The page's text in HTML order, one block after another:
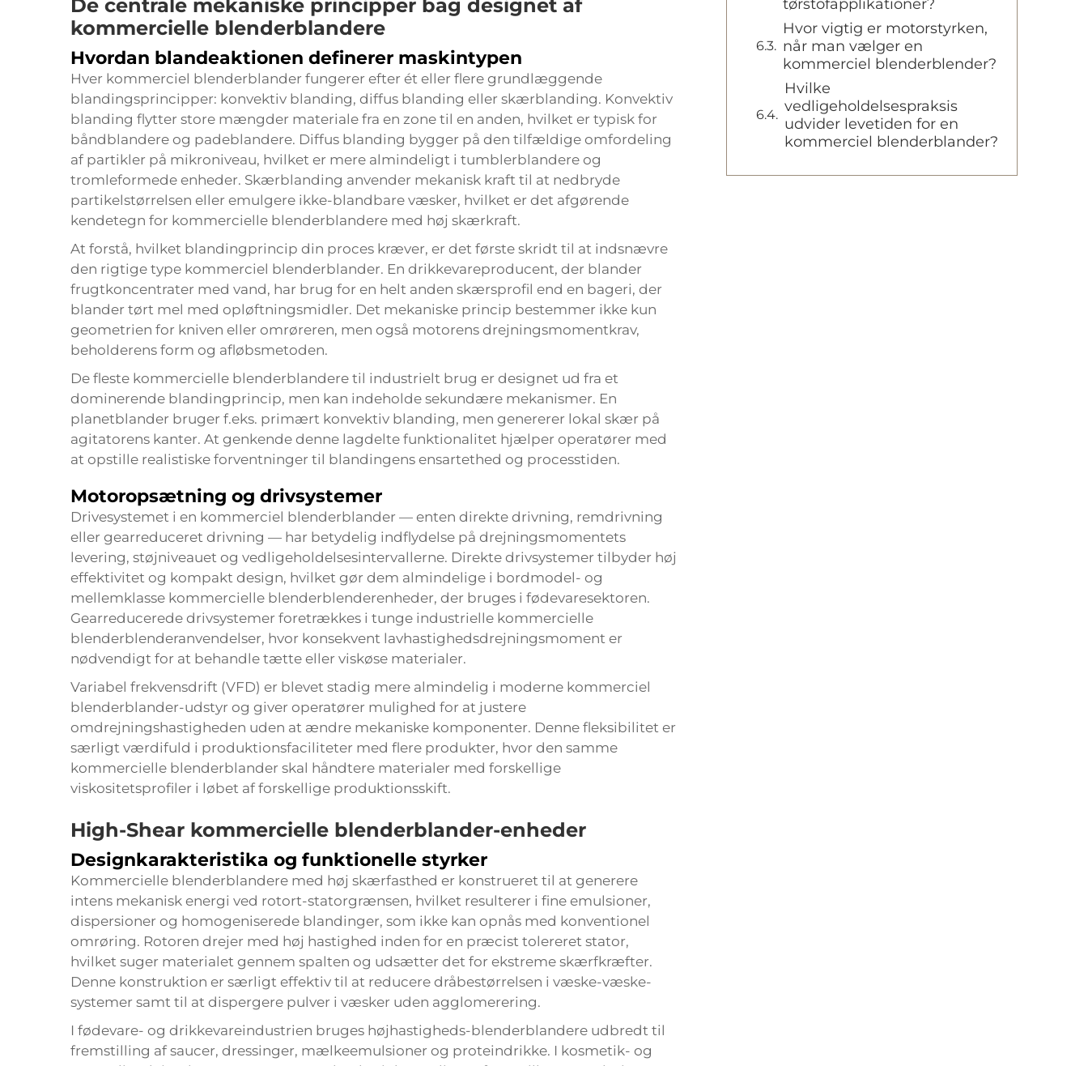
De centrale mekaniske principper bag designet af
kommercielle blenderblandere
Hvordan blandeaktionen definerer maskintypen
Hver kommerciel blenderblander fungerer efter ét eller flere grundlæggende
blandingsprincipper: konvektiv blanding, diffus blanding eller skærblanding. Konvektiv
blanding flytter store mængder materiale fra en zone til en anden, hvilket er typisk for
båndblandere og padeblandere. Diffus blanding bygger på den tilfældige omfordeling
af partikler på mikroniveau, hvilket er mere almindeligt i tumblerblandere og
tromleformede enheder. Skærblanding anvender mekanisk kraft til at nedbryde
partikelstørrelsen eller emulgere ikke-blandbare væsker, hvilket er det afgørende
kendetegn for kommercielle blenderblandere med høj skærkraft.
At forstå, hvilket blandingprincip din proces kræver, er det første skridt til at indsnævre
den rigtige type kommerciel blenderblander. En drikkevareproducent, der blander
frugtkoncentrater med vand, har brug for en helt anden skærsprofil end en bageri, der
blander tørt mel med opløftningsmidler. Det mekaniske princip bestemmer ikke kun
geometrien for kniven eller omrøreren, men også motorens drejningsmomentkrav,
beholderens form og afløbsmetoden.
De fleste kommercielle blenderblandere til industrielt brug er designet ud fra et
dominerende blandingprincip, men kan indeholde sekundære mekanismer. En
planetblander bruger f.eks. primært konvektiv blanding, men genererer lokal skær på
agitatorens kanter. At genkende denne lagdelte funktionalitet hjælper operatører med
at opstille realistiske forventninger til blandingens ensartethed og processtiden.
Motoropsætning og drivsystemer
Drivesystemet i en kommerciel blenderblander — enten direkte drivning, remdrivning
eller gearreduceret drivning — har betydelig indflydelse på drejningsmomentets
levering, støjniveauet og vedligeholdelsesintervallerne. Direkte drivsystemer tilbyder høj
effektivitet og kompakt design, hvilket gør dem almindelige i bordmodel- og
mellemklasse kommercielle blenderblenderenheder, der bruges i fødevaresektoren.
Gearreducerede drivsystemer foretrækkes i tunge industrielle kommercielle
blenderblenderanvendelser, hvor konsekvent lavhastighedsdrejningsmoment er
nødvendigt for at behandle tætte eller viskøse materialer.
Variabel frekvensdrift (VFD) er blevet stadig mere almindelig i moderne kommerciel
blenderblander-udstyr og giver operatører mulighed for at justere
omdrejningshastigheden uden at ændre mekaniske komponenter. Denne fleksibilitet er
særligt værdifuld i produktionsfaciliteter med flere produkter, hvor den samme
kommercielle blenderblander skal håndtere materialer med forskellige
viskositetsprofiler i løbet af forskellige produktionsskift.
High-Shear kommercielle blenderblander-enheder
Designkarakteristika og funktionelle styrker
Kommercielle blenderblandere med høj skærfasthed er konstrueret til at generere
intens mekanisk energi ved rotort-statorgrænsen, hvilket resulterer i fine emulsioner,
dispersioner og homogeniserede blandinger, som ikke kan opnås med konventionel
omrøring. Rotoren drejer med høj hastighed inden for en præcist tolereret stator,
hvilket suger materialet gennem spalten og udsætter det for ekstreme skærfkræfter.
Denne konstruktion er særligt effektiv til at reducere dråbestørrelsen i væske-væske-
systemer samt til at dispergere pulver i væsker uden agglomerering.
I fødevare- og drikkevareindustrien bruges højhastigheds-blenderblandere udbredt til
fremstilling af saucer, dressinger, mælkeemulsioner og proteindrikke. I kosmetik- og
tørstofapplikationer?
Hvor vigtig er motorstyrken,
når man vælger en
kommerciel blenderblender?
Hvilke
vedligeholdelsespraksis
udvider levetiden for en
kommerciel blenderblander?